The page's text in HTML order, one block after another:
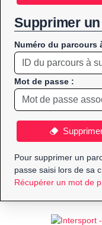
Supprimer
Numéro du parcours
Mot de passe :
Pour supprimer un
passe saisi lors de sa
Récupérer un mot de